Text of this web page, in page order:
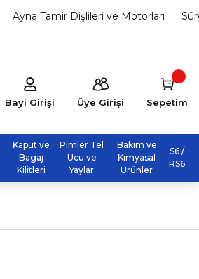
Ayna Tamir Dişlileri ve Motorları
Bayi Girişi Üye Girişi Sepetim
Kaput ve
Bagaj
Kilitleri
Pimler Tel
Ucu ve
Yaylar
Bakım ve
Kimyasal
Ürünler
S6 /
RS6